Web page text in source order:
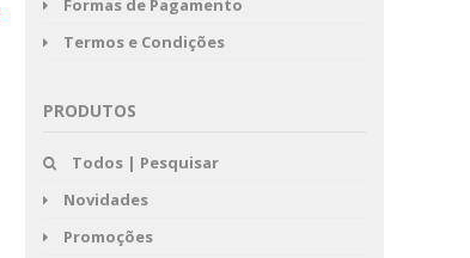
Formas de Pagamento
Termos e Condições
PRODUTOS
Todos | Pesquisar
Novidades
Promoções